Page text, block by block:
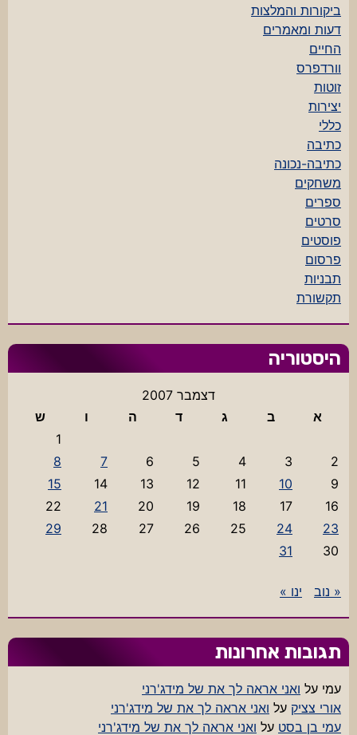
ביקורות והמלצות
דעות ומאמרים
החיים
וורדפרס
זוטות
יצירות
כללי
כתיבה
כתיבה-נכונה
משחקים
ספרים
סרטים
פוסטים
פרסום
תבניות
תקשורת
היסטוריה
דצמבר 2007
א
ב ג ד ה ו
ש
1
2
3
4
5
6
7
8
9
10
11
12
13
14
15
16
17
18
19
20
21
22
23
24
25
26
27
28
29
30
31
« נוב ינו »
תגובות אחרונות
עמי על ואני אראה לך את של מידג'רני
אורי צציק על ואני אראה לך את של מידג'רני
עמי בן בסט על ואני אראה לך את של מידג'רני